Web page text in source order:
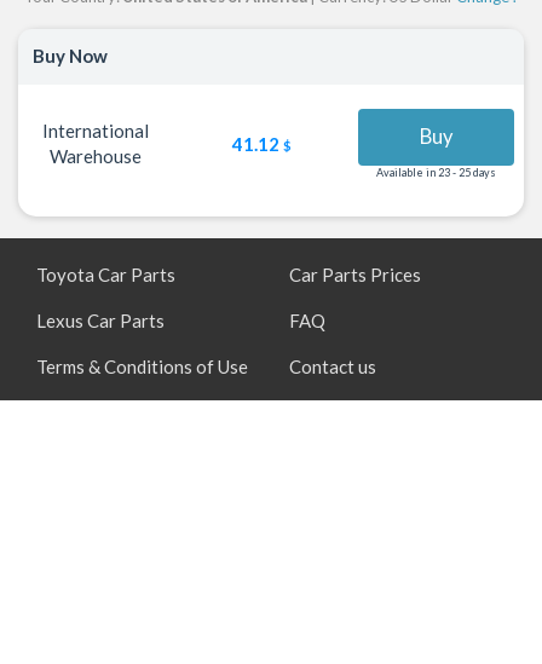
Buy Now
International
Warehouse
41.12 $ Buy
Available in 23 - 25 days
Toyota Car Parts
Lexus Car Parts
Terms & Conditions of Use
Car Parts Prices
FAQ
Contact us